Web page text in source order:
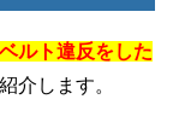
ルト違反をした
介します。